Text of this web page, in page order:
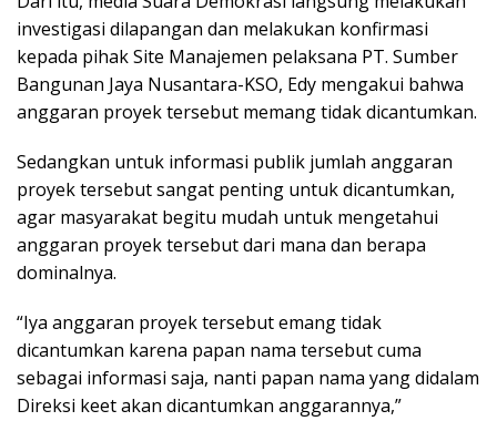
investigasi dilapangan dan melakukan konfirmasi
kepada pihak Site Manajemen pelaksana PT. Sumber
Bangunan Jaya Nusantara-KSO, Edy mengakui bahwa
anggaran proyek tersebut memang tidak dicantumkan.
Sedangkan untuk informasi publik jumlah anggaran
proyek tersebut sangat penting untuk dicantumkan,
agar masyarakat begitu mudah untuk mengetahui
anggaran proyek tersebut dari mana dan berapa
dominalnya.
“Iya anggaran proyek tersebut emang tidak
dicantumkan karena papan nama tersebut cuma
sebagai informasi saja, nanti papan nama yang didalam
Direksi keet akan dicantumkan anggarannya,”